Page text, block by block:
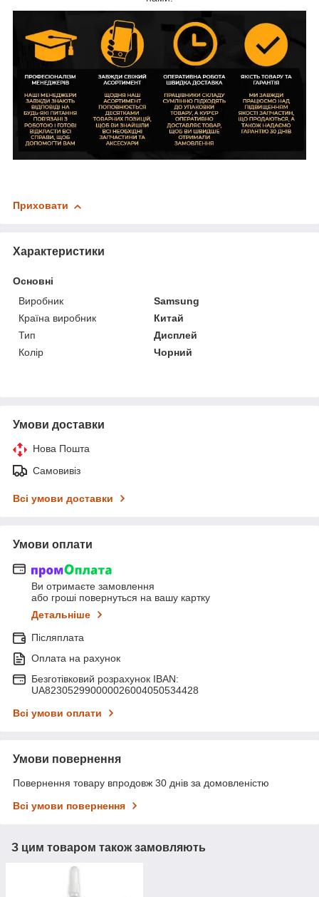
Приховати
Характеристики
Основні
Виробник
Samsung
Країна виробник
Китай
Тип
Дисплей
Колір
Чорний
Умови доставки
Нова Пошта
Самовивіз
Всі умови доставки
Умови оплати
Ви отримаєте замовлення
або гроші повернуться на вашу картку
Детальніше
Післяплата
Оплата на рахунок
Безготівковий розрахунок IBAN:
UA823052990000026004050534428
Всі умови оплати
Умови повернення
Повернення товару впродовж 30 днів за домовленістю
Всі умови повернення
З цим товаром також замовляють